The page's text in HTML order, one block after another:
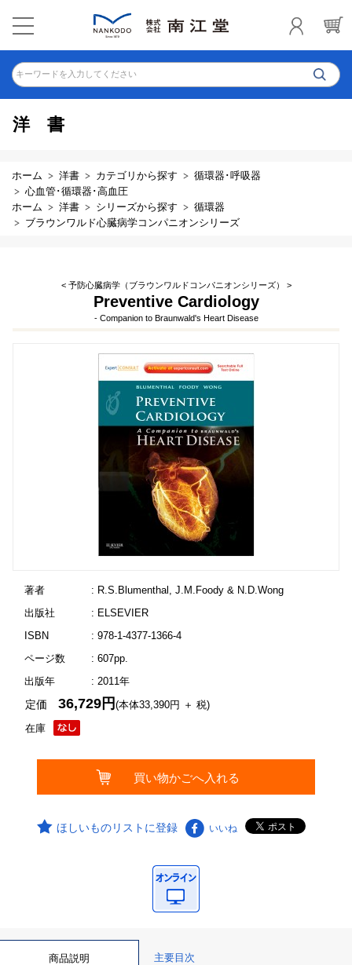
キーワードを入力してください
洋書
ホーム 洋書 カテゴリから探す
循環器･呼吸器
心血管･循環器･高血圧
ホーム
洋書 シリーズから探す
循環器
ブラウンワルド心臓病学コンパニオンシリーズ
< 予防心臓病学（ブラウンワルドコンパニオンシリーズ） >
Preventive Cardiology
- Companion to Braunwald's Heart Disease
著者
: R.S.Blumenthal, J.M.Foody & N.D.Wong
出版社
: ELSEVIER
ISBN
: 978-1-4377-1366-4
ページ数
: 607pp.
出版年
: 2011年
在庫
定価36,729円(本体33,390円 ＋ 税)
ほしいものリストに登録 いいね
商品説明 主要目次